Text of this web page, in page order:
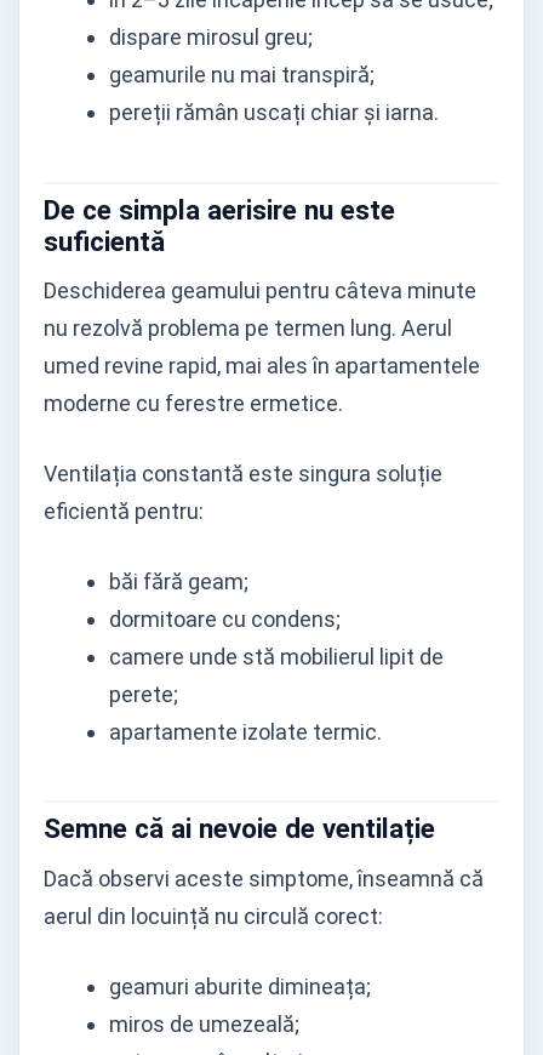
dispare mirosul greu;
geamurile nu mai transpiră;
pereții rămân uscați chiar și iarna.
De ce simpla aerisire nu este
suficientă
Deschiderea geamului pentru câteva minute
nu rezolvă problema pe termen lung. Aerul
umed revine rapid, mai ales în apartamentele
moderne cu ferestre ermetice.
Ventilația constantă este singura soluție
eficientă pentru:
băi fără geam;
dormitoare cu condens;
camere unde stă mobilierul lipit de
perete;
apartamente izolate termic.
Semne că ai nevoie de ventilație
Dacă observi aceste simptome, înseamnă că
aerul din locuință nu circulă corect:
geamuri aburite dimineața;
miros de umezeală;